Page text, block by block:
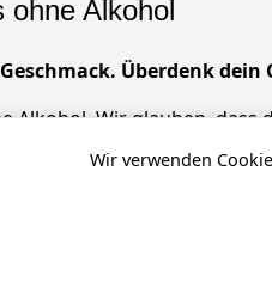
ohne Alkohol
Überdenk dein
Alkohol. Wir glauben,
Prost!
Wir verwenden